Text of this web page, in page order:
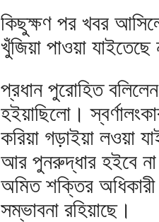
কিছুক্ষণ পর খবর
খুঁজিয়া পাওয়া যাইতেছে
প্রধান পুরোহিত
হইয়াছিলো।
করিয়া গড়াইয়া লওয়া
আর পুনরুদ্ধার হইবে
অমিত শক্তির
সম্ভাবনা রহিয়াছে।